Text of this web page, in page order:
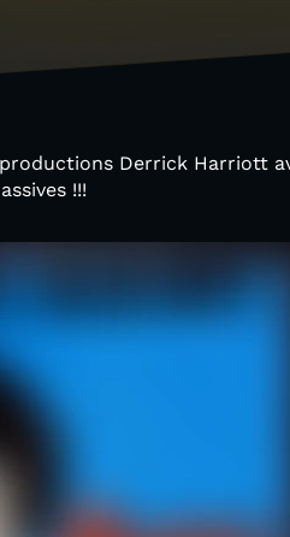
Derrick Harriott
!!!